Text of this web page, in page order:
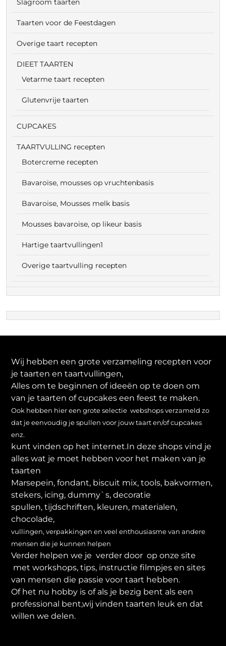
Slagroom taarten
Taarten voor de Feestdagen
Overige taart recepten
DIEET TAARTEN
Vetarme taart recepten
Glutenvrije taarten
CUPCAKES
TAARTVULLING recepten
Botercreme recepten
Bavaroise, mousses op vruchtenbasis
Bavaroise, Mousses melk basis
Mousses bavaroise, op likeur basis
Hartige taartvullingen1
Overige taartvulling recepten
Wij hebben een grote verzameling recepten voor
je taarten en taartvullingen,
Alles om te beginnen of ideeën op te doen om
van je taarten of cupcakes een feest te maken.
Ook hebben hier een grote selectie webshops verzameld zo
dat je eenvoudig je spullen voor jouw taart en/of cupcakes
enz.
kunt vinden op het internet.In deze shops vind je
alles wat je moet hebben voor het maken van je
taarten
Marsepein, fondant, biscuit mix, tools, bakvormen,
stekers, icing, dummy`s, decoratie
spullen, tijdschriften, kleuren, materialen,
chocolade,
vullingen, verpakkingen en veel enthousiasme van andere
mensen die je kunnen helpen
Verder helpen we je verder door op onze site
met workshops, tips, instructie filmpjes en sites
van mensen die passie voor taart hebben.
Of het nu hobby is of als je bezig bent als een
professional bent,wij vinden taarten leuk en dat
willen we delen.